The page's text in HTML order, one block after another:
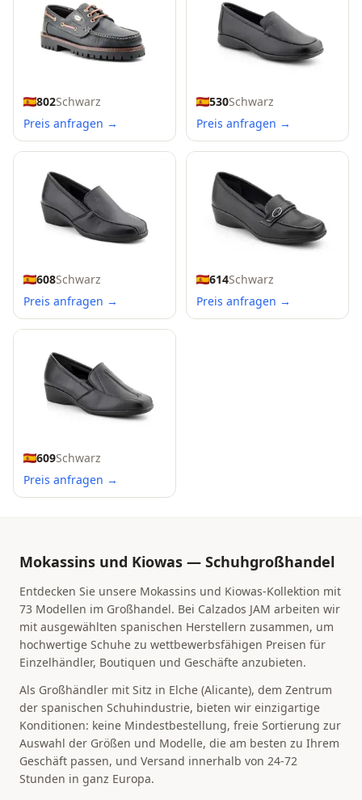
802Schwarz
Preis anfragen →
530Schwarz
Preis anfragen →
608Schwarz
Preis anfragen →
614Schwarz
Preis anfragen →
609Schwarz
Preis anfragen →
Mokassins und Kiowas — Schuhgroßhandel
Entdecken Sie unsere Mokassins und Kiowas-Kollektion mit
73 Modellen im Großhandel. Bei Calzados JAM arbeiten wir
mit ausgewählten spanischen Herstellern zusammen, um
hochwertige Schuhe zu wettbewerbsfähigen Preisen für
Einzelhändler, Boutiquen und Geschäfte anzubieten.
Als Großhändler mit Sitz in Elche (Alicante), dem Zentrum
der spanischen Schuhindustrie, bieten wir einzigartige
Konditionen: keine Mindestbestellung, freie Sortierung zur
Auswahl der Größen und Modelle, die am besten zu Ihrem
Geschäft passen, und Versand innerhalb von 24-72
Stunden in ganz Europa.